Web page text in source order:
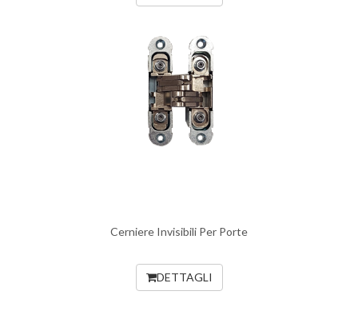
Cerniere Invisibili Per Porte
DETTAGLI